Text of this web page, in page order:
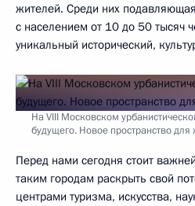
жителей. Среди них
с населением от 10 до 50 тысяч
уникальный исторический,
На VIII Московском
будущего. Новое пространство для
Перед нами сегодня стоит
таким городам раскрыть свой
центрами туризма, искусства,